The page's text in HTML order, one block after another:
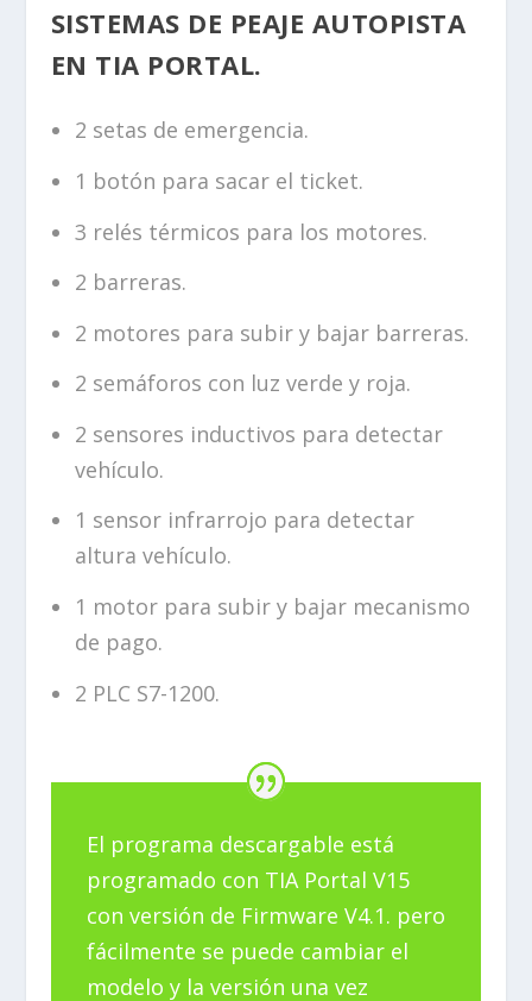
SISTEMAS DE PEAJE AUTOPISTA
EN TIA PORTAL.
2 setas de emergencia.
1 botón para sacar el ticket.
3 relés térmicos para los motores.
2 barreras.
2 motores para subir y bajar barreras.
2 semáforos con luz verde y roja.
2 sensores inductivos para detectar
vehículo.
1 sensor infrarrojo para detectar
altura vehículo.
1 motor para subir y bajar mecanismo
de pago.
2 PLC S7-1200.
El programa descargable está
programado con TIA Portal V15
con versión de Firmware V4.1. pero
fácilmente se puede cambiar el
modelo y la versión una vez